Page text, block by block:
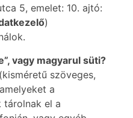
5, emelet: 10. ajtó:
)
vagy magyarul süti?
szöveges,
a
el a